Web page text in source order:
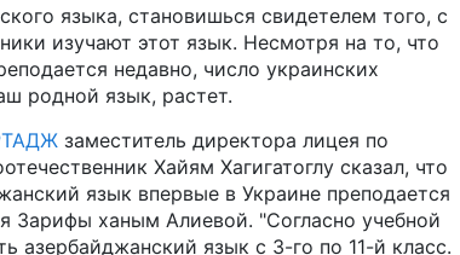
языка, становишься свидетелем того, с
изучают этот язык. Несмотря на то, что
недавно, число украинских
родной язык, растет.
заместитель директора лицея по
Хайям Хагигатоглу сказал, что
язык впервые в Украине преподается
Зарифы ханым Алиевой. "Согласно учебной
азербайджанский язык с 3-го по 11-й класс.